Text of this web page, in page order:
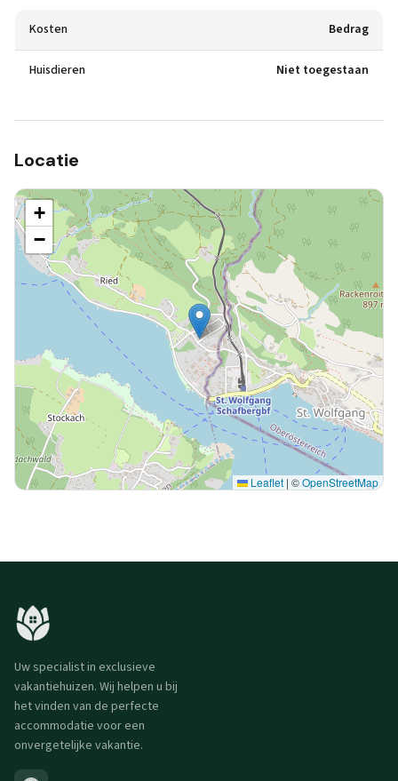
Kosten Bedrag
Huisdieren Niet toegestaan
Locatie
+
−
Leaflet | ©OpenStreetMap
Uw specialist in exclusieve
vakantiehuizen. Wij helpen u bij
het vinden van de perfecte
accommodatie voor een
onvergetelijke vakantie.